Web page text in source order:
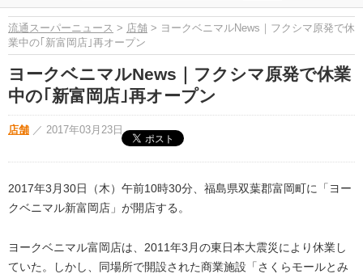
流通スーパーニュース > 店舗 > ヨークベニマルNews｜フクシマ原発で休
業中の｢新富岡店｣再オープン
ヨークベニマルNews｜フクシマ原発で休業
中の｢新富岡店｣再オープン
店舗 ／ 2017年03月23日
2017年3月30日（木）午前10時30分、福島県双葉郡富岡町に「ヨー
クベニマル新富岡店」が開店する。
ヨークベニマル富岡店は、2011年3月の東日本大震災により休業し
ていた。しかし、同場所で開設された商業施設「さくらモールとみ